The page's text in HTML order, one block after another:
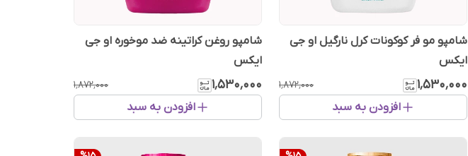
شامپو مو فر کوکونات کرل نارگیل او جی
ایکس
۱٬۵۳۰٬۰۰۰ ۱٬۸۷۲٬۰۰۰
افزودن به سبد
شامپو روغن کراتینه ضد موخوره او جی
ایکس
۱٬۵۳۰٬۰۰۰ ۱٬۸۷۲٬۰۰۰
افزودن به سبد